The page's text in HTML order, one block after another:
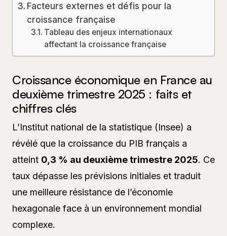
Facteurs externes et défis pour la
croissance française
Tableau des enjeux internationaux
affectant la croissance française
Croissance économique en France au
deuxième trimestre 2025 : faits et
chiffres clés
L’Institut national de la statistique (Insee) a
révélé que la croissance du PIB français a
atteint 0,3 % au deuxième trimestre 2025. Ce
taux dépasse les prévisions initiales et traduit
une meilleure résistance de l’économie
hexagonale face à un environnement mondial
complexe.